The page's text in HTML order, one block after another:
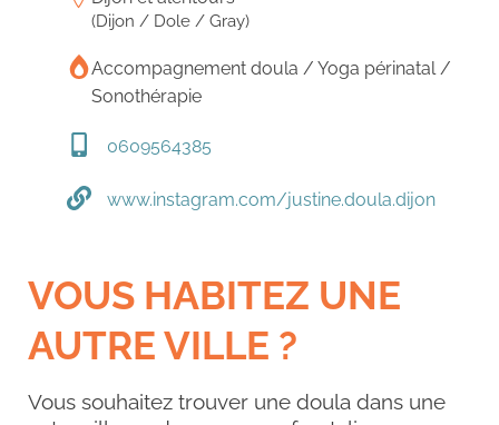
(Dijon / Dole / Gray)
Accompagnement doula / Yoga périnatal /
Sonothérapie
0609564385
www.instagram.com/justine.doula.dijon
VOUS HABITEZ UNE
AUTRE VILLE ?
Vous souhaitez trouver une doula dans une